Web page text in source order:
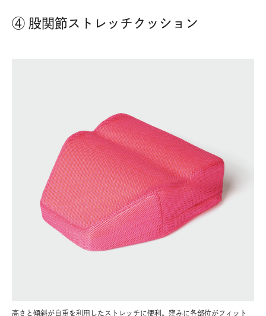
④ 股関節ストレッチクッション
高さと傾斜が自重を利用したストレッチに便利。窪みに各部位がフィット